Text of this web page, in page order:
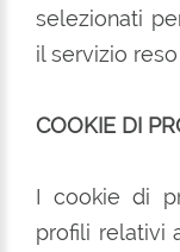
selezionati
il servizio
COOKIE DI
I cookie di
profili relativi